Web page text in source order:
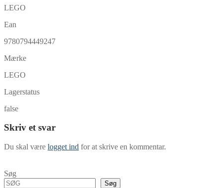
LEGO
Ean
9780794449247
Mærke
LEGO
Lagerstatus
false
Skriv et svar
Du skal være logget ind for at skrive en kommentar.
Søg
Søg